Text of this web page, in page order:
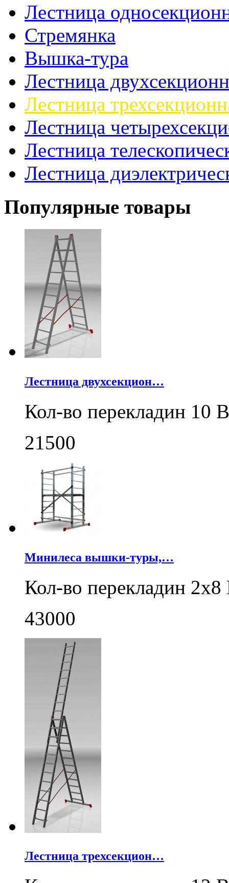
Лестница
Стремянка
Вышка-тура
Лестница
Лестница
Лестница
Лестница
Лестница
Популярные товары
Лестница двухсекцион…
Кол-во перекладин 10
21500
Минилеса вышки-туры,…
Кол-во перекладин
43000
Лестница трехсекцион…